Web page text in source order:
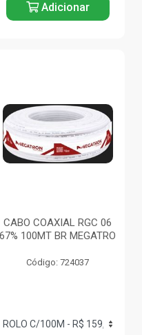
Adicionar
CABO COAXIAL RGC 06
67% 100MT BR MEGATRO
Código: 724037